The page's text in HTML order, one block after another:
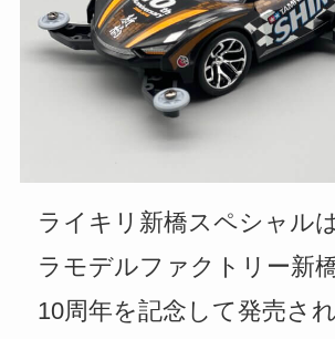
ライキリ新橋スペシャル
ラモデルファクトリー新
10周年を記念して発売さ